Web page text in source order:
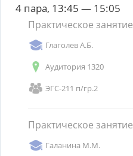
4 пара, 13:45 — 15:05
Практическое занятие
Глаголев А.Б.
Аудитория 1320
ЭГС-211 п/гр.2
Практическое занятие
Галанина М.М.